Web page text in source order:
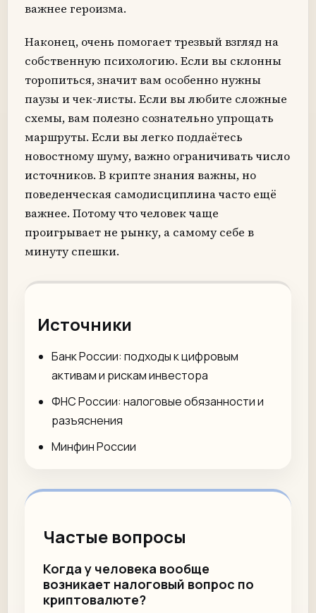
важнее героизма.
Наконец, очень помогает трезвый взгляд на
собственную психологию. Если вы склонны
торопиться, значит вам особенно нужны
паузы и чек-листы. Если вы любите сложные
схемы, вам полезно сознательно упрощать
маршруты. Если вы легко поддаётесь
новостному шуму, важно ограничивать число
источников. В крипте знания важны, но
поведенческая самодисциплина часто ещё
важнее. Потому что человек чаще
проигрывает не рынку, а самому себе в
минуту спешки.
Источники
Банк России: подходы к цифровым
активам и рискам инвестора
ФНС России: налоговые обязанности и
разъяснения
Минфин России
Частые вопросы
Когда у человека вообще
возникает налоговый вопрос по
криптовалюте?